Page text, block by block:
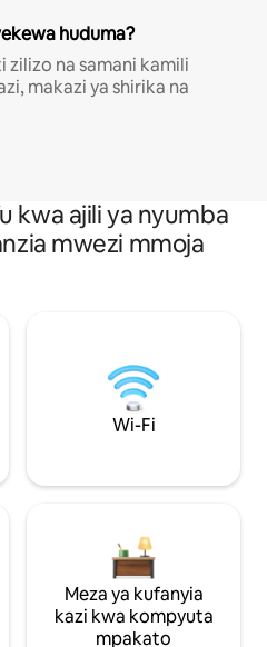
huduma?
zilizo na samani kamili
makazi ya shirika na
kwa ajili ya nyumba
mwezi mmoja
Wi-Fi
Meza ya kufanyia
kazi kwa kompyuta
mpakato